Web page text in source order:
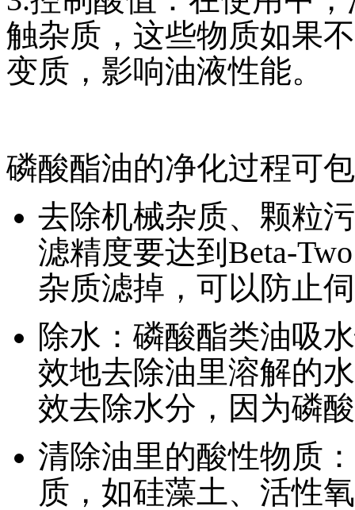
触杂质，这些物质如果
变质，影响油液性能。
磷酸酯油的净化过程可
去除机械杂质、颗粒
滤精度要达到Beta-
杂质滤掉，可以防止
除水：磷酸酯类油吸
效地去除油里溶解的
效去除水分，因为磷
清除油里的酸性物质
质，如硅藻土、活性